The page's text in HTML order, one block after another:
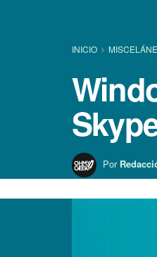
INICIO
Por